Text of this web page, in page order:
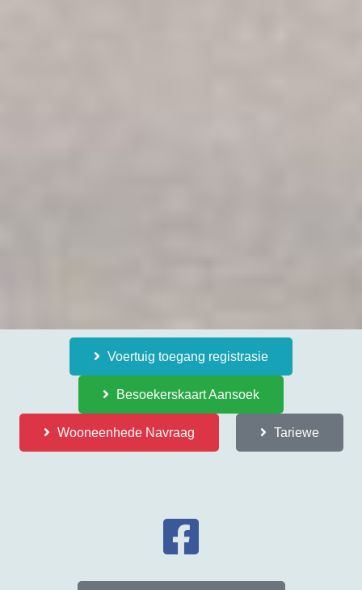
Voertuig toegang registrasie
Besoekerskaart Aansoek
Wooneenhede Navraag Tariewe